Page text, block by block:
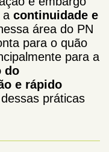
a continuidade e
área do PN
para o quão
para a
do
e rápido
práticas